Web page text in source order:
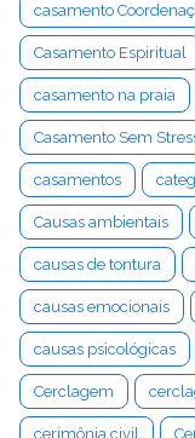
casamento
Casamento Espiritual
casamento na praia
Casamento Sem
casamentos
Causas ambientais
causas de tontura
causas emocionais
causas psicológicas
Cerclagem
cerimônia civil